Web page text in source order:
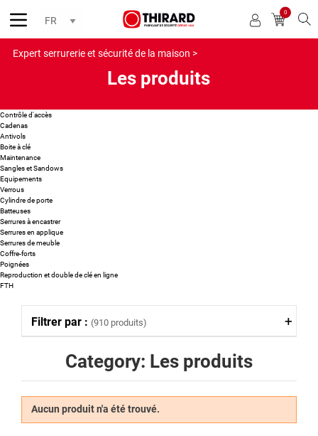
0
Expert serrurerie et sécurité de la maison >
Les produits
Contrôle d'accès
Cadenas
Antivols
Boite à clé
Maintenance
Sangles et Sandows
Equipements
Verrous
Cylindre de porte
Batteuses
Serrures à encastrer
Serrures en applique
Serrures de meuble
Coffre-forts
Poignées
Reproduction et double de clé en ligne
FTH
Category: Les produits
Aucun produit n'a été trouvé.
Filtrer par : (910 produits)